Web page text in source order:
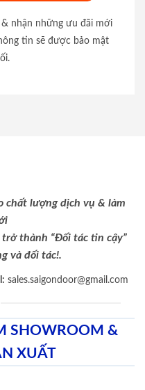
nhận những ưu đãi mới
tin sẽ được bảo mật
chất lượng dịch vụ & làm
trở thành “Đối tác tin cậy”
và đối tác!.
: sales.saigondoor@gmail.com
SHOWROOM &
XUẤT